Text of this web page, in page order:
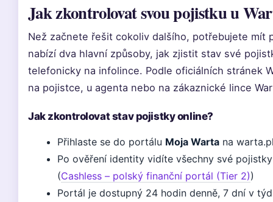
Jak zkontrolovat svou pojistku u
Než začnete řešit cokoliv dalšího, potřebujete mít
nabízí dva hlavní způsoby, jak zjistit stav své
telefonicky na infolince. Podle oficiálních stránek
na pojistce, u agenta nebo na zákaznické lince
Jak zkontrolovat stav pojistky online?
Přihlaste se do portálu Moja Warta na
Po ověření identity vidíte všechny své
(Cashless – polský finanční portál (Tier 2))
Portál je dostupný 24 hodin denně, 7 dní v